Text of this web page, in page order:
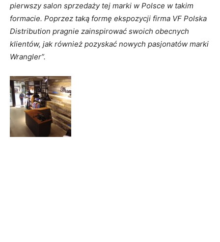
pierwszy salon sprzedaży tej marki w Polsce w takim
formacie. Poprzez taką formę ekspozycji firma VF Polska
Distribution pragnie zainspirować swoich obecnych
klientów, jak również pozyskać nowych pasjonatów marki
Wrangler”.